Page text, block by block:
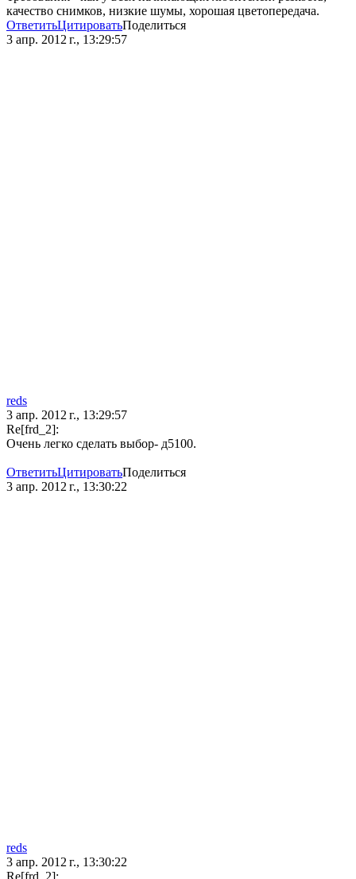
качество снимков, низкие шумы, хорошая цветопередача.
ОтветитьЦитироватьПоделиться
3 апр. 2012 г., 13:29:57
reds
3 апр. 2012 г., 13:29:57
Re[frd_2]:
Очень легко сделать выбор- д5100.
ОтветитьЦитироватьПоделиться
3 апр. 2012 г., 13:30:22
reds
3 апр. 2012 г., 13:30:22